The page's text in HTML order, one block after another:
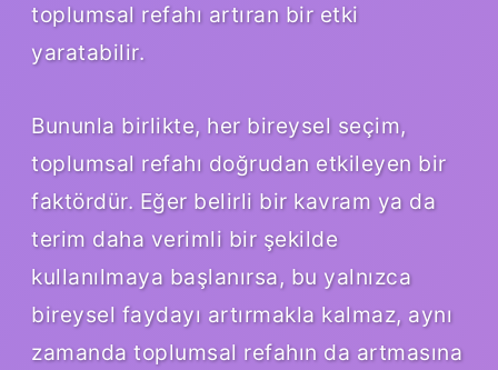
toplumsal refahı artıran bir etki
yaratabilir.
Bununla birlikte, her bireysel seçim,
toplumsal refahı doğrudan etkileyen bir
faktördür. Eğer belirli bir kavram ya da
terim daha verimli bir şekilde
kullanılmaya başlanırsa, bu yalnızca
bireysel faydayı artırmakla kalmaz, aynı
zamanda toplumsal refahın da artmasına